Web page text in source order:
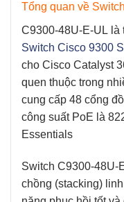
Tổng quan về
C9300-48U-E-UL là
Switch Cisco 9300
cho Cisco Catalyst
quen thuộc trong
cung cấp 48 cổng
công suất PoE là
Essentials
Switch C9300-48U-
chồng (stacking)